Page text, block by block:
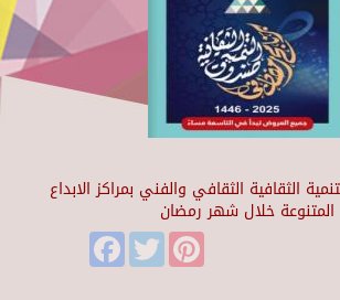
الثقافية الثقافي والفني بمراكز الابداع
المتنوعة خلال شهر رمضان
FacebookTwitter